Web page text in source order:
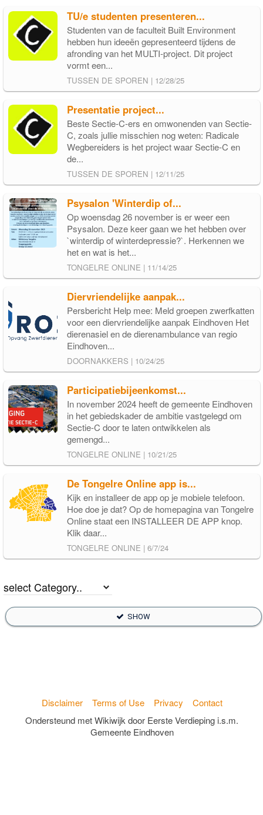
TU/e studenten presenteren...
Studenten van de faculteit Built Environment
hebben hun ideeën gepresenteerd tijdens de
afronding van het MULTI-project. Dit project
vormt een...
TUSSEN DE SPOREN | 12/28/25
Presentatie project...
Beste Sectie-C-ers en omwonenden van Sectie-
C, zoals jullie misschien nog weten: Radicale
Wegbereiders is het project waar Sectie-C en
de...
TUSSEN DE SPOREN | 12/11/25
Psysalon 'Winterdip of...
Op woensdag 26 november is er weer een
Psysalon. Deze keer gaan we het hebben over
`winterdip of winterdepressie?`. Herkennen we
het en wat is het...
TONGELRE ONLINE | 11/14/25
Diervriendelijke aanpak...
Persbericht Help mee: Meld groepen zwerfkatten
voor een diervriendelijke aanpak Eindhoven Het
dierenasiel en de dierenambulance van regio
Eindhoven...
DOORNAKKERS | 10/24/25
Participatiebijeenkomst...
In november 2024 heeft de gemeente Eindhoven
in het gebiedskader de ambitie vastgelegd om
Sectie-C door te laten ontwikkelen als
gemengd...
TONGELRE ONLINE | 10/21/25
De Tongelre Online app is...
Kijk en installeer de app op je mobiele telefoon.
Hoe doe je dat? Op de homepagina van Tongelre
Online staat een INSTALLEER DE APP knop.
Klik daar...
TONGELRE ONLINE | 6/7/24
SHOW
Disclaimer Terms of Use Privacy
Contact
Ondersteund met Wikiwijk door Eerste Verdieping i.s.m.
Gemeente Eindhoven